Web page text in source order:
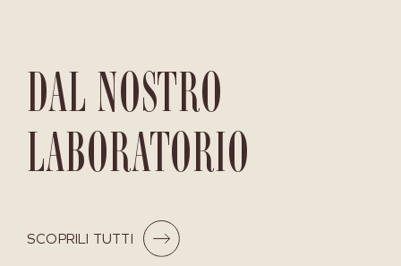
DAL NOSTRO
LABORATORIO
SCOPRILI TUTTI